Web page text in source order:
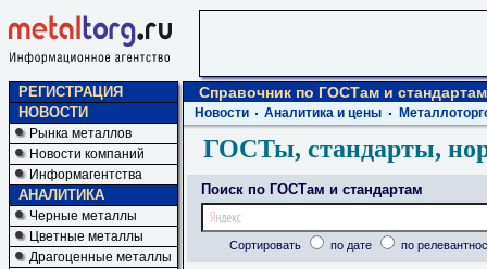
РЕГИСТРАЦИЯ
НОВОСТИ
Рынка металлов
Новости компаний
Информагентства
АНАЛИТИКА
Черные металлы
Цветные металлы
Драгоценные металлы
Справочник по ГОСТам и стандартам
Новости Аналитика и цены
ГОСТы, стандарты,
Поиск по ГОСТам и стандартам
Сортировать по дате по